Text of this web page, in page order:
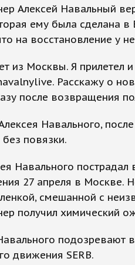
Алексей Навальный
ему была сделана
на восстановление у
из Москвы. Я прилетел
Расскажу о
после возвращения
Навального,
без повязки.
Навального пострадал
27 апреля в Москве.
смешанной с
получил химический
подозревают
движения SERB.